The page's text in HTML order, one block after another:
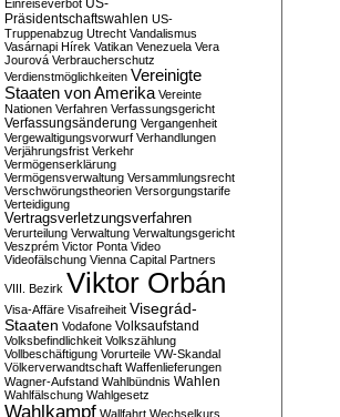
Einreiseverbot US-
Präsidentschaftswahlen US-
Truppenabzug Utrecht Vandalismus
Vasárnapi Hírek Vatikan Venezuela Vera
Jourová Verbraucherschutz
Verdienstmöglichkeiten Vereinigte
Staaten von Amerika Vereinte
Nationen Verfahren Verfassungsgericht
Verfassungsänderung Vergangenheit
Vergewaltigungsvorwurf Verhandlungen
Verjährungsfrist Verkehr
Vermögenserklärung
Vermögensverwaltung Versammlungsrecht
Verschwörungstheorien Versorgungstarife
Verteidigung
Vertragsverletzungsverfahren
Verurteilung Verwaltung Verwaltungsgericht
Veszprém Victor Ponta Video
Videofälschung Vienna Capital Partners
VIII. Bezirk Viktor Orbán
Visa-Affäre Visafreiheit Visegrád-
Staaten Vodafone Volksaufstand
Volksbefindlichkeit Volkszählung
Vollbeschäftigung Vorurteile VW-Skandal
Völkerverwandtschaft Waffenlieferungen
Wagner-Aufstand Wahlbündnis Wahlen
Wahlfälschung Wahlgesetz
Wahlkampf Wallfahrt Wechselkurs